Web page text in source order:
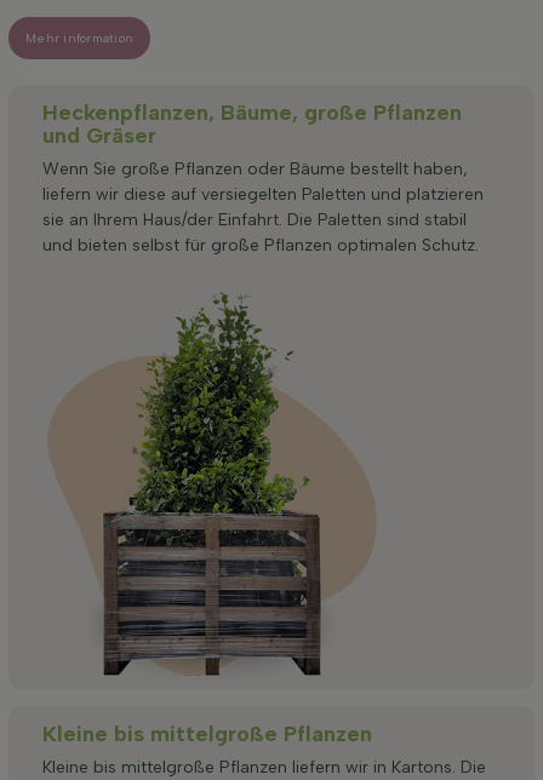
Mehr information
Heckenpflanzen, Bäume, große Pflanzen
und Gräser
Wenn Sie große Pflanzen oder Bäume bestellt haben,
liefern wir diese auf versiegelten Paletten und platzieren
sie an Ihrem Haus/der Einfahrt. Die Paletten sind stabil
und bieten selbst für große Pflanzen optimalen Schutz.
Kleine bis mittelgroße Pflanzen
Kleine bis mittelgroße Pflanzen liefern wir in Kartons. Die